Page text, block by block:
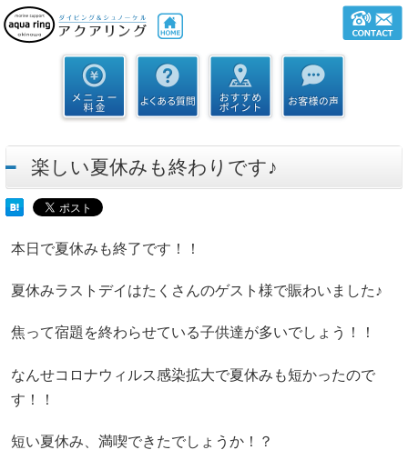
楽しい夏休みも終わりです♪
本日で夏休みも終了です！！
夏休みラストデイはたくさんのゲスト様で賑わいました♪
焦って宿題を終わらせている子供達が多いでしょう！！
なんせコロナウィルス感染拡大で夏休みも短かったので
す！！
短い夏休み、満喫できたでしょうか！？